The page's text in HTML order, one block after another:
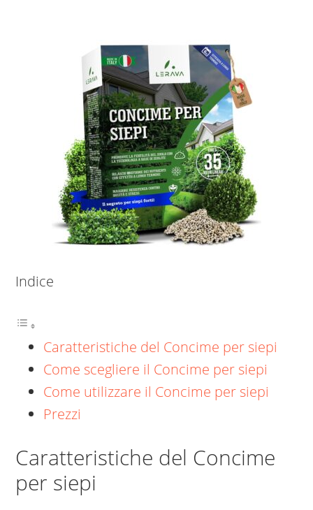
Indice
Caratteristiche del Concime per siepi
Come scegliere il Concime per siepi
Come utilizzare il Concime per siepi
Prezzi
Caratteristiche del Concime
per siepi